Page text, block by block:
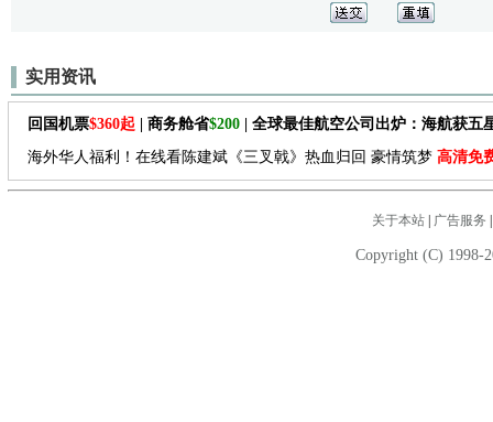
实用资讯
回国机票$360起 | 商务舱省$200 | 全球最佳航空公司出炉：海航获五
海外华人福利！在线看陈建斌《三叉戟》热血归回 豪情筑梦 高清免
关于本站| 广告服务
Copyright (C) 1998-